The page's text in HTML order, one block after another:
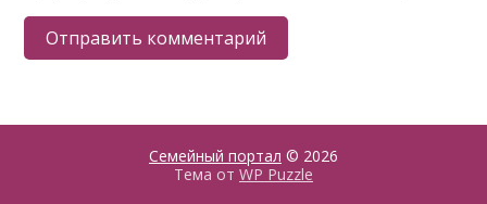
Семейный портал © 2026
Тема от WP Puzzle